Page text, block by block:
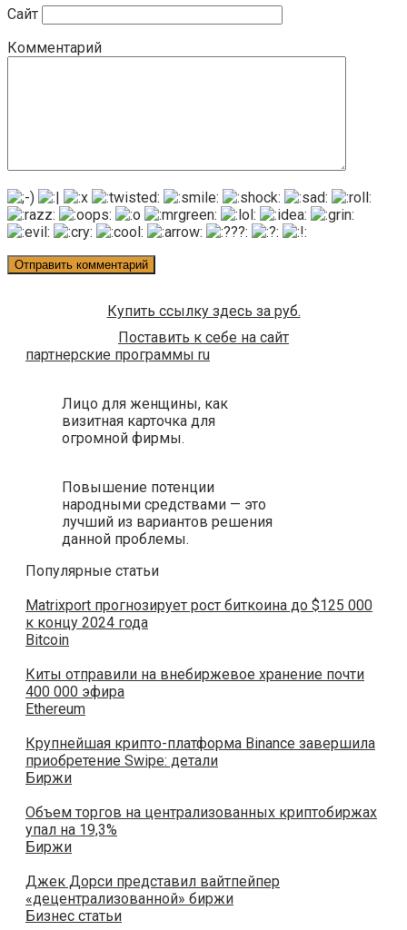
Сайт
Комментарий
Купить ссылку здесь за руб.
Поставить к себе на сайт
партнерские программы ru
Лицо для женщины, как
визитная карточка для
огромной фирмы.
Повышение потенции
народными средствами — это
лучший из вариантов решения
данной проблемы.
Популярные статьи
Matrixport прогнозирует рост биткоина до $125 000
к концу 2024 года
Bitcoin
Киты отправили на внебиржевое хранение почти
400 000 эфира
Ethereum
Крупнейшая крипто-платформа Binance завершила
приобретение Swipe: детали
Биржи
Объем торгов на централизованных криптобиржах
упал на 19,3%
Биржи
Джек Дорси представил вайтпейпер
«децентрализованной» биржи
Бизнес статьи